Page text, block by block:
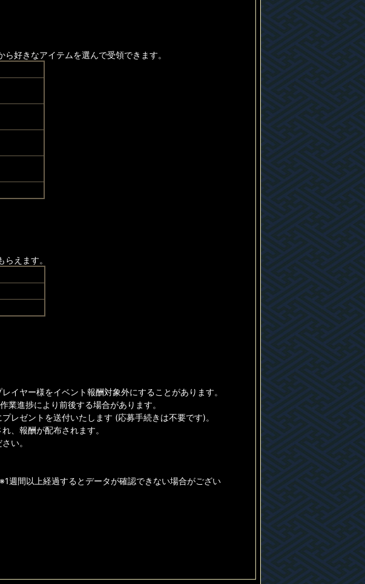
好きなアイテムを選んで受領できます。
えます。
イヤー様をイベント報酬対象外にすることがあります。
進捗により前後する場合があります。
レゼントを送付いたします (応募手続きは不要です)。
、報酬が配布されます。
い。
週間以上経過するとデータが確認できない場合がござい